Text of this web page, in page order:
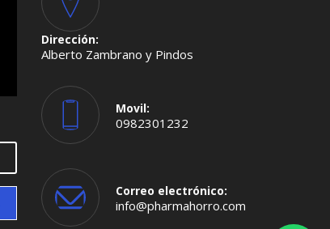
Dirección:
Alberto Zambrano y Pindos
Movil:
0982301232
aplicación
Correo electrónico:
info@pharmahorro.com